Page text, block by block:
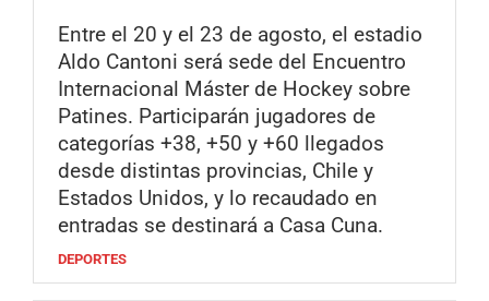
Entre el 20 y el 23 de agosto, el estadio
Aldo Cantoni será sede del Encuentro
Internacional Máster de Hockey sobre
Patines. Participarán jugadores de
categorías +38, +50 y +60 llegados
desde distintas provincias, Chile y
Estados Unidos, y lo recaudado en
entradas se destinará a Casa Cuna.
DEPORTES